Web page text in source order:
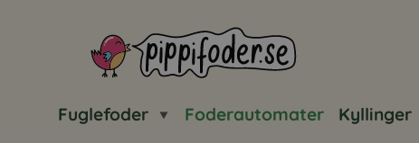
Pippifoder logo
Fuglefoder Foderautomater Kyllinger